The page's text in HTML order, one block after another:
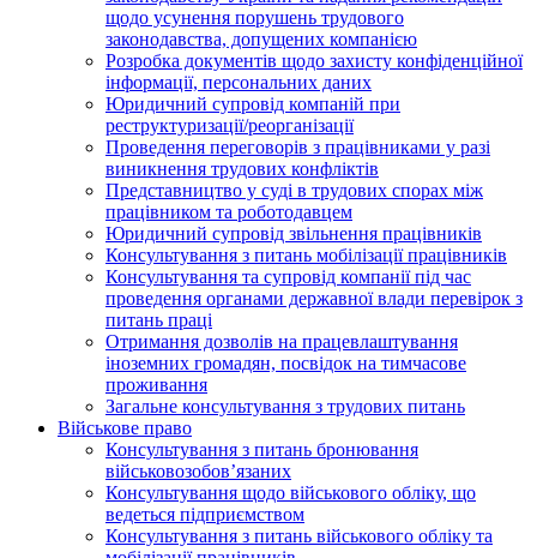
щодо усунення порушень трудового
законодавства, допущених компанією
Розробка документів щодо захисту конфіденційної
інформації, персональних даних
Юридичний супровід компаній при
реструктуризації/реорганізації
Проведення переговорів з працівниками у разі
виникнення трудових конфліктів
Представництво у суді в трудових спорах між
працівником та роботодавцем
Юридичний супровід звільнення працівників
Консультування з питань мобілізації працівників
Консультування та супровід компанії під час
проведення органами державної влади перевірок з
питань праці
Отримання дозволів на працевлаштування
іноземних громадян, посвідок на тимчасове
проживання
Загальне консультування з трудових питань
Військове право
Консультування з питань бронювання
військовозобов’язаних
Консультування щодо військового обліку, що
ведеться підприємством
Консультування з питань військового обліку та